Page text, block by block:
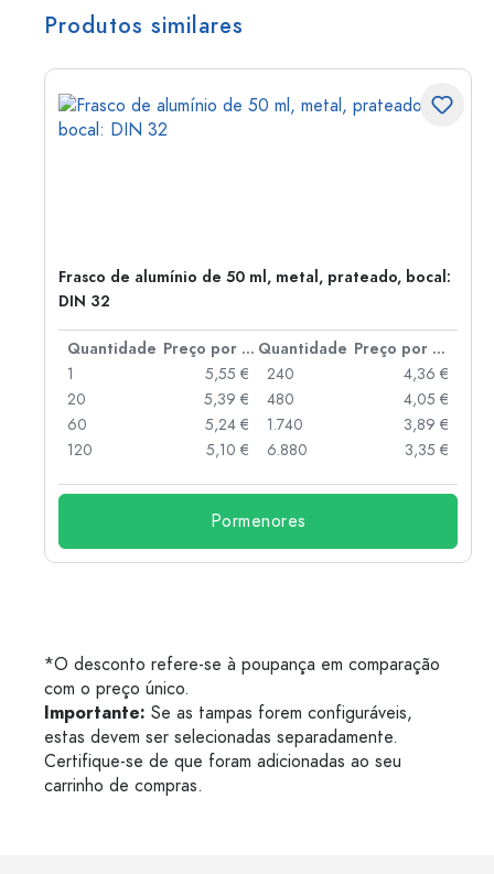
Produtos similares
Frasco de alumínio de 50 ml, metal, prateado, bocal:
DIN 32
Quantidade Preço por peça Quantidade
Preço por peça
1
5,55 €
20
5,39 €
60
5,24 €
120
5,10 €
240
4,36 €
480
4,05 €
1.740
3,89 €
6.880
3,35 €
Pormenores
*O desconto refere-se à poupança em comparação
com o preço único.
Importante: Se as tampas forem configuráveis,
estas devem ser selecionadas separadamente.
Certifique-se de que foram adicionadas ao seu
carrinho de compras.